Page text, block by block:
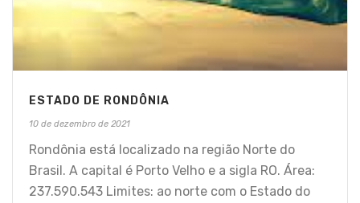
ESTADO DE RONDÔNIA
10 de dezembro de 2021
Rondônia está localizado na região Norte do
Brasil. A capital é Porto Velho e a sigla RO. Área:
237.590.543 Limites: ao norte com o Estado do